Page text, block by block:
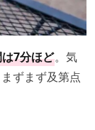
7分ほど。気
ずまず及第点